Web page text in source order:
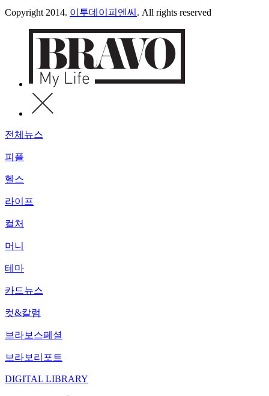
Copyright 2014. 이투데이피엔씨 . All rights reserved
전체뉴스
피플
헬스
라이프
컬처
머니
테마
카드뉴스
컷&칼럼
브라보스페셜
브라보리포트
DIGITAL LIBRARY